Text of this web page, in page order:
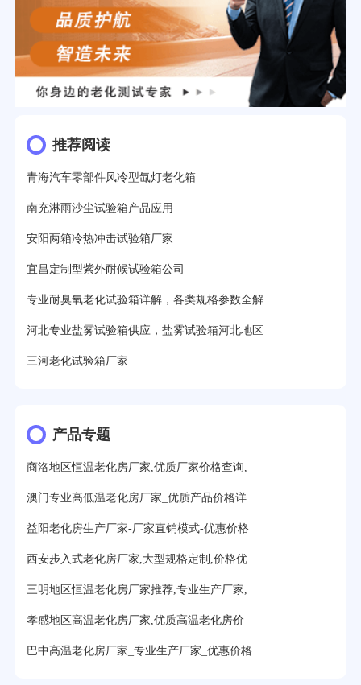
推荐阅读
青海汽车零部件风冷型氙灯老化箱
南充淋雨沙尘试验箱产品应用
安阳两箱冷热冲击试验箱厂家
宜昌定制型紫外耐候试验箱公司
专业耐臭氧老化试验箱详解，各类规格参数全解
河北专业盐雾试验箱供应，盐雾试验箱河北地区
三河老化试验箱厂家
产品专题
商洛地区恒温老化房厂家,优质厂家价格查询,
澳门专业高低温老化房厂家_优质产品价格详
益阳老化房生产厂家-厂家直销模式-优惠价格
西安步入式老化房厂家,大型规格定制,价格优
三明地区恒温老化房厂家推荐,专业生产厂家,
孝感地区高温老化房厂家,优质高温老化房价
巴中高温老化房厂家_专业生产厂家_优惠价格